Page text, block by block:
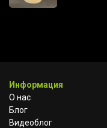
Информация
О нас
Блог
Видеоблог